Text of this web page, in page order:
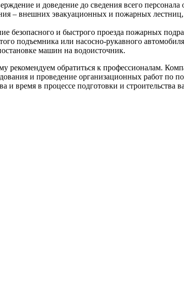
и доведение до сведения всего персонала
– внешних эвакуационных и пожарных
безопасного и быстрого проезда пожарных
подъемника или насосно-рукавного
машин на водоисточник.
рекомендуем обратиться к профессионалам.
и проведение организационных работ по
и время в процессе подготовки и строительства